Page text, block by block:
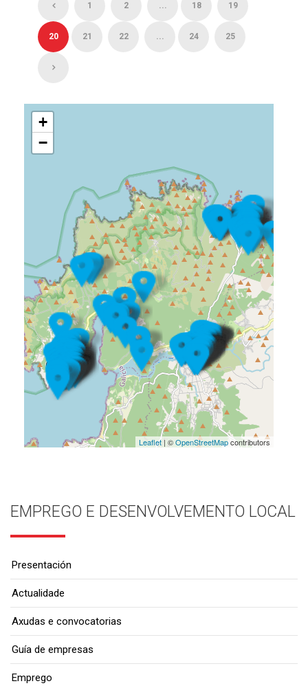
1 2 ... 18 19
20 21 22 ... 24 25
+
−
Leaflet| ©OpenStreetMapcontributors
EMPREGO E DESENVOLVEMENTO LOCAL
Presentación
Actualidade
Axudas e convocatorias
Guía de empresas
Emprego